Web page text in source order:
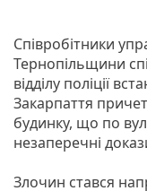
Співробітники
Тернопільщини
відділу поліції
Закарпаття
будинку, що по
незаперечні
Злочин стався